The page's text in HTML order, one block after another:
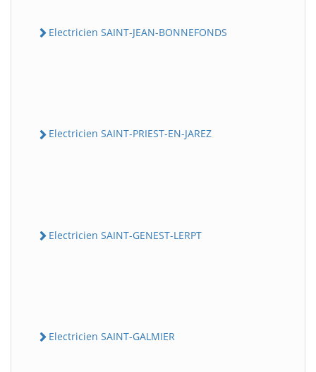
Electricien SAINT-JEAN-BONNEFONDS
Electricien SAINT-PRIEST-EN-JAREZ
Electricien SAINT-GENEST-LERPT
Electricien SAINT-GALMIER